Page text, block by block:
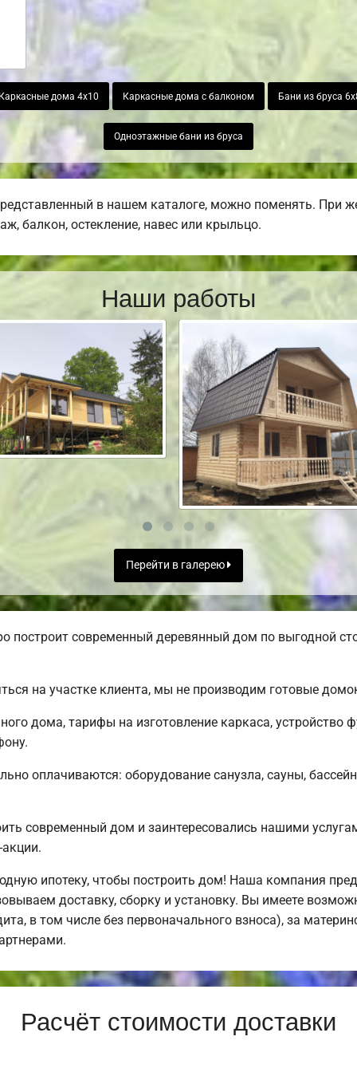
дома 4х10 Каркасные дома с балконом Бани из бруса
Одноэтажные бани из бруса
в нашем каталоге, можно поменять. При
балкон, остекление, навес или крыльцо.
Наши работы
Перейти в галерею
построит современный деревянный дом по выгодной
на участке клиента, мы не производим готовые
дома, тарифы на изготовление каркаса, устройство
оплачиваются: оборудование санузла, сауны,
современный дом и заинтересовались нашими
ипотеку, чтобы построить дом! Наша компания
доставку, сборку и установку. Вы имеете
в том числе без первоначального взноса), за
Расчёт стоимости доставки